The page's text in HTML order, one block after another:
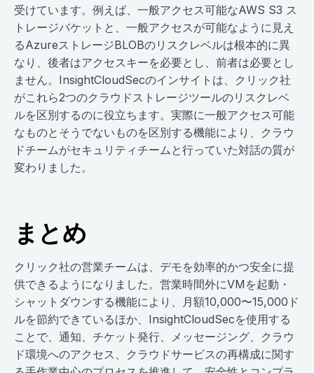
受けています。例えば、一般アクセス可能なAWS S3 ス
トレージバケットと、一般アクセスが可能なように見え
るAzureストレージBLOBのリスクレベルは根本的に異
なり、後者はアクセスキーを必要とし、前者は必要とし
ません。InsightCloudSecのインサイトは、クリック社
がこれら2つのクラウドストレージツールのリスクレベ
ルを区別するのに役立ちます。実際に一般アクセス可能
なものとそうでないものを区別する機能により、クラウ
ドチームがセキュリティチームと行っていた対話の質が
変わりました。
まとめ
クリック社の営業チームは、デモを効率的かつ安全に提
供できるようになりました。営業時間外にVMを起動・
シャットダウンする機能により、月額10,000〜15,000ド
ルを節約できているほか、InsightCloudSecを使用する
ことで、通知、チケット発行、メッセージング、クラウ
ド環境へのアクセス、クラウドサービスの再構成に関す